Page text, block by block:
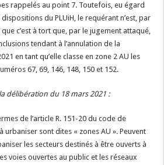
rappelés au point 7. Toutefois, eu égard
du PLUiH, le requérant n’est, par
c’est à tort que, par le jugement attaqué,
tendant à l’annulation de la
en tant qu’elle classe en zone 2 AU les
67, 69, 146, 148, 150 et 152.
délibération du 18 mars 2021 :
de l’article R. 151-20 du code de
urbaniser sont dites « zones AU ». Peuvent
les secteurs destinés à être ouverts à
voies ouvertes au public et les réseaux